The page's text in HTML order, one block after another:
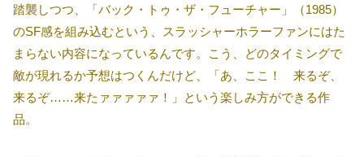
踏襲しつつ、「バック・トゥ・ザ・フューチャー」（1985）
のSF感を組み込むという、スラッシャーホラーファンにはた
まらない内容になっているんです。こう、どのタイミングで
敵が現れるか予想はつくんだけど、「あ、ここ！ 来るぞ、
来るぞ……来たァァァァァ！」という楽しみ方ができる作
品。